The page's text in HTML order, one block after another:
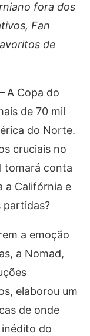
fora dos
Fan
de
A Copa do
de 70 mil
do Norte.
cruciais no
tomará conta
a Califórnia e
partidas?
a emoção
a Nomad,
elaborou um
de onde
do